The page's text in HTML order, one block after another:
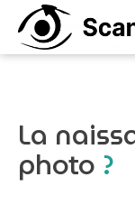
La
photo ?